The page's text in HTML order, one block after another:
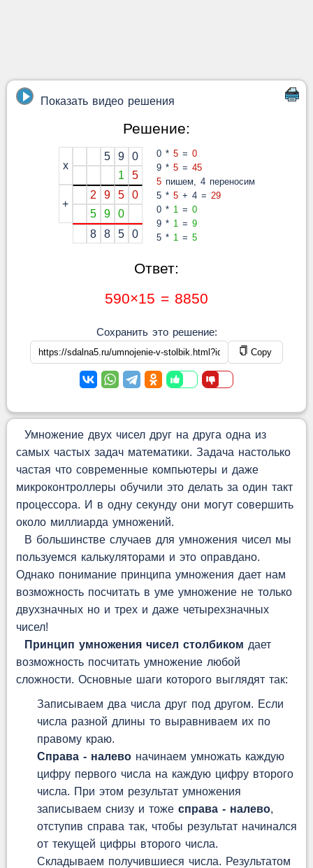
Показать видео решения
Решение:
x
5 9
0
1
5
+
2 9 5
0
5
9
0
8
8 5 0
0 * 5= 0
9 * 5= 45
5пишем, 4 переносим
5 * 5+ 4 = 29
0 * 1= 0
9 * 1= 9
5 * 1= 5
Ответ:
590×15 = 8850
Сохранить это решение:
Copy
Умножение двух чисел друг на друга одна из
самых частых задач математики. Задача настолько
частая что современные компьютеры и даже
микроконтроллеры обучили это делать за один такт
процессора. И в одну секунду они могут совершить
около миллиарда умножений.
В большинстве случаев для умножения чисел мы
пользуемся калькуляторами и это оправдано.
Однако понимание принципа умножения дает нам
возможность посчитать в уме умножение не только
двухзначных но и трех и даже четырехзначных
чисел!
Принцип умножения чисел столбиком дает
возможность посчитать умножение любой
сложности. Основные шаги которого выглядят так:
Записываем два числа друг под другом. Если
числа разной длины то выравниваем их по
правому краю.
Справа - налевоначинаем умножать каждую
цифру первого числа на каждую цифру второго
числа. При этом результат умножения
записываем снизу и тоже справа - налево,
отступив справа так, чтобы результат начинался
от текущей цифры второго числа.
Складываем получившиеся числа. Результатом